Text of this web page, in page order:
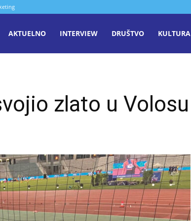
AKTUELNO INTERVIEW DRUŠTVO KULTURA
zlato u Volosu